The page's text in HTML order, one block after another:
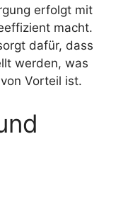
erfolgt mit
macht.
dafür, dass
werden, was
Vorteil ist.